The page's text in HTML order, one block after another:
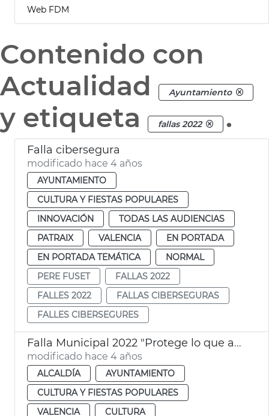
Web FDM
Contenido con
Actualidad
Ayuntamiento
y etiqueta fallas 2022 .
Falla cibersegura
modificado hace 4 años
AYUNTAMIENTO
CULTURA Y FIESTAS POPULARES
INNOVACIÓN
TODAS LAS AUDIENCIAS
PATRAIX
VALENCIA
EN PORTADA
EN PORTADA TEMÁTICA
NORMAL
PERE FUSET
FALLAS 2022
FALLES 2022
FALLAS CIBERSEGURAS
FALLES CIBERSEGURES
Falla Municipal 2022 "Protege lo que amas"
modificado hace 4 años
ALCALDÍA
AYUNTAMIENTO
CULTURA Y FIESTAS POPULARES
VALENCIA
CULTURA